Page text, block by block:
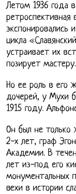
Летом 1936 года
ретроспективная
экспонировались
цикла
устраивает их
позирует мастеру.
Но ее роль в его
дочерей, у Мухи
1915 году.
Он был не только
2-х лет, граф
Академии. В
лет из-под его
монументальных
вехи в истории